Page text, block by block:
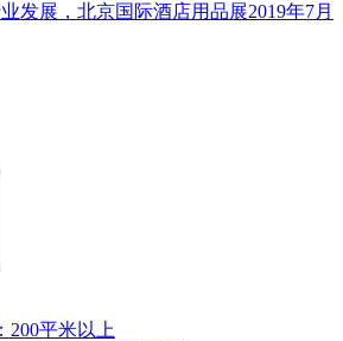
发展，北京国际酒店用品展2019年7月
200平米以上